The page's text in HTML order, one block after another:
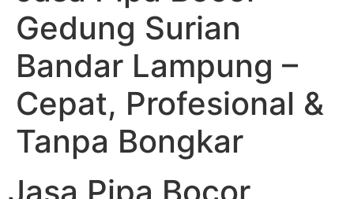
Gedung Surian
Bandar Lampung –
Cepat, Profesional &
Tanpa Bongkar